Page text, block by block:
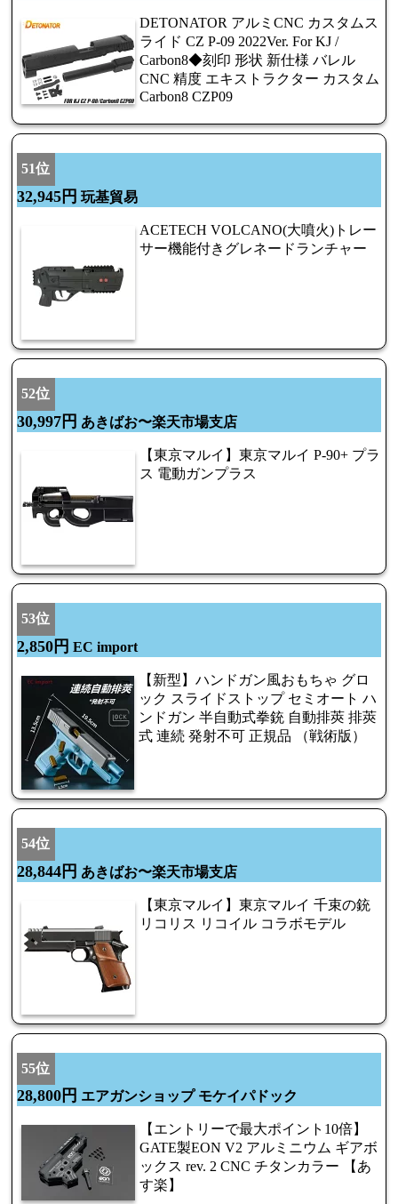
DETONATOR アルミCNC カスタムス
ライド CZ P-09 2022Ver. For KJ /
Carbon8◆刻印 形状 新仕様 バレル
CNC 精度 エキストラクター カスタム
Carbon8 CZP09
51位
32,945円 玩基貿易
ACETECH VOLCANO(大噴火)トレー
サー機能付きグレネードランチャー
52位
30,997円 あきばお〜楽天市場支店
【東京マルイ】東京マルイ P-90+ プラ
ス 電動ガンプラス
53位
2,850円 EC import
【新型】ハンドガン風おもちゃ グロ
ック スライドストップ セミオート ハ
ンドガン 半自動式拳銃 自動排莢 排莢
式 連続 発射不可 正規品 （戦術版）
54位
28,844円 あきばお〜楽天市場支店
【東京マルイ】東京マルイ 千束の銃
リコリス リコイル コラボモデル
55位
28,800円 エアガンショップ モケイパドック
【エントリーで最大ポイント10倍】
GATE製EON V2 アルミニウム ギアボ
ックス rev. 2 CNC チタンカラー 【あ
す楽】